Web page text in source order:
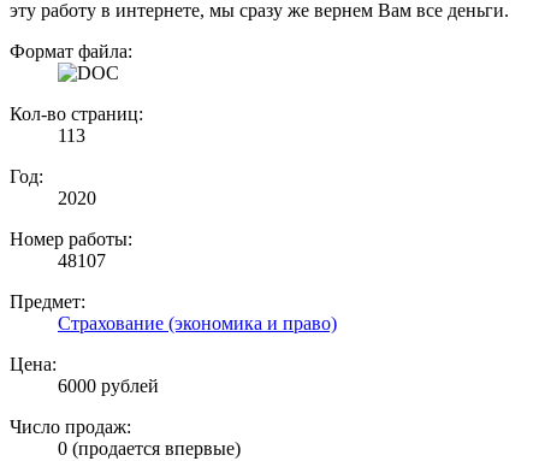
эту работу в интернете, мы сразу же вернем Вам все деньги.
Формат файла:
Кол-во страниц:
113
Год:
2020
Номер работы:
48107
Предмет:
Страхование (экономика и право)
Цена:
6000 рублей
Число продаж:
0 (продается впервые)